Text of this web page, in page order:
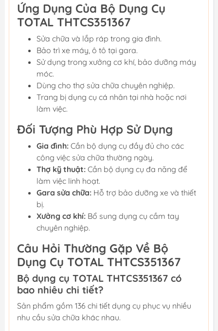
Ứng Dụng Của Bộ Dụng Cụ
TOTAL THTCS351367
Sửa chữa và lắp ráp trong gia đình.
Bảo trì xe máy, ô tô tại gara.
Sử dụng trong xưởng cơ khí, bảo dưỡng máy
móc.
Dùng cho thợ sửa chữa chuyên nghiệp.
Trang bị dụng cụ cá nhân tại nhà hoặc nơi
làm việc.
Đối Tượng Phù Hợp Sử Dụng
Gia đình: Cần bộ dụng cụ đầy đủ cho các
công việc sửa chữa thường ngày.
Thợ kỹ thuật: Cần bộ dụng cụ đa năng để
làm việc linh hoạt.
Gara sửa chữa: Hỗ trợ bảo dưỡng xe và thiết
bị.
Xưởng cơ khí: Bổ sung dụng cụ cầm tay
chuyên nghiệp.
Câu Hỏi Thường Gặp Về Bộ
Dụng Cụ TOTAL THTCS351367
Bộ dụng cụ TOTAL THTCS351367 có
bao nhiêu chi tiết?
Sản phẩm gồm 136 chi tiết dụng cụ phục vụ nhiều
nhu cầu sửa chữa khác nhau.